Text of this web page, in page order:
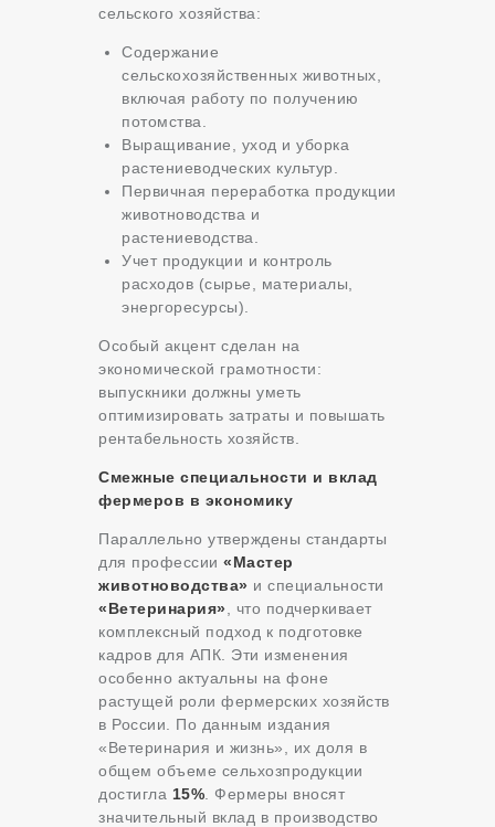
сельского хозяйства:
Содержание
сельскохозяйственных животных,
включая работу по получению
потомства.
Выращивание, уход и уборка
растениеводческих культур.
Первичная переработка продукции
животноводства и
растениеводства.
Учет продукции и контроль
расходов (сырье, материалы,
энергоресурсы).
Особый акцент сделан на
экономической грамотности:
выпускники должны уметь
оптимизировать затраты и повышать
рентабельность хозяйств.
Смежные специальности и вклад
фермеров в экономику
Параллельно утверждены стандарты
для профессии «Мастер
животноводства» и специальности
«Ветеринария» , что подчеркивает
комплексный подход к подготовке
кадров для АПК. Эти изменения
особенно актуальны на фоне
растущей роли фермерских хозяйств
в России. По данным издания
«Ветеринария и жизнь», их доля в
общем объеме сельхозпродукции
достигла 15% . Фермеры вносят
значительный вклад в производство